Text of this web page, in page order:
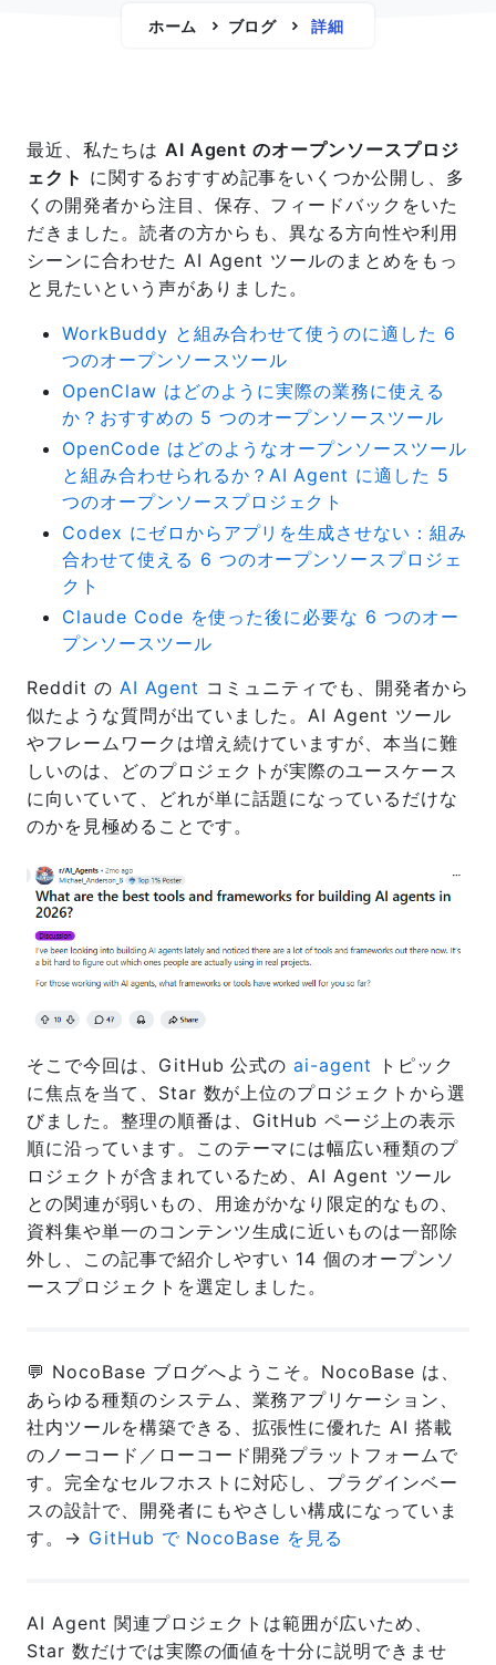
ホーム ブログ 詳細
最近、私たちは AI Agent のオープンソースプロジ
ェクト に関するおすすめ記事をいくつか公開し、多
くの開発者から注目、保存、フィードバックをいた
だきました。読者の方からも、異なる方向性や利用
シーンに合わせた AI Agent ツールのまとめをもっ
と見たいという声がありました。
WorkBuddy と組み合わせて使うのに適した 6
つのオープンソースツール
OpenClaw はどのように実際の業務に使える
か？おすすめの 5 つのオープンソースツール
OpenCode はどのようなオープンソースツール
と組み合わせられるか？AI Agent に適した 5
つのオープンソースプロジェクト
Codex にゼロからアプリを生成させない：組み
合わせて使える 6 つのオープンソースプロジェ
クト
Claude Code を使った後に必要な 6 つのオー
プンソースツール
Reddit の AI Agent コミュニティでも、開発者から
似たような質問が出ていました。AI Agent ツール
やフレームワークは増え続けていますが、本当に難
しいのは、どのプロジェクトが実際のユースケース
に向いていて、どれが単に話題になっているだけな
のかを見極めることです。
そこで今回は、GitHub 公式のai-agent トピック
に焦点を当て、Star 数が上位のプロジェクトから選
びました。整理の順番は、GitHub ページ上の表示
順に沿っています。このテーマには幅広い種類のプ
ロジェクトが含まれているため、AI Agent ツール
との関連が弱いもの、用途がかなり限定的なもの、
資料集や単一のコンテンツ生成に近いものは一部除
外し、この記事で紹介しやすい 14 個のオープンソ
ースプロジェクトを選定しました。
💬 NocoBase ブログへようこそ。NocoBase は、
あらゆる種類のシステム、業務アプリケーション、
社内ツールを構築できる、拡張性に優れた AI 搭載
のノーコード／ローコード開発プラットフォームで
す。完全なセルフホストに対応し、プラグインベー
スの設計で、開発者にもやさしい構成になっていま
す。→ GitHub で NocoBase を見る
AI Agent 関連プロジェクトは範囲が広いため、
Star 数だけでは実際の価値を十分に説明できませ